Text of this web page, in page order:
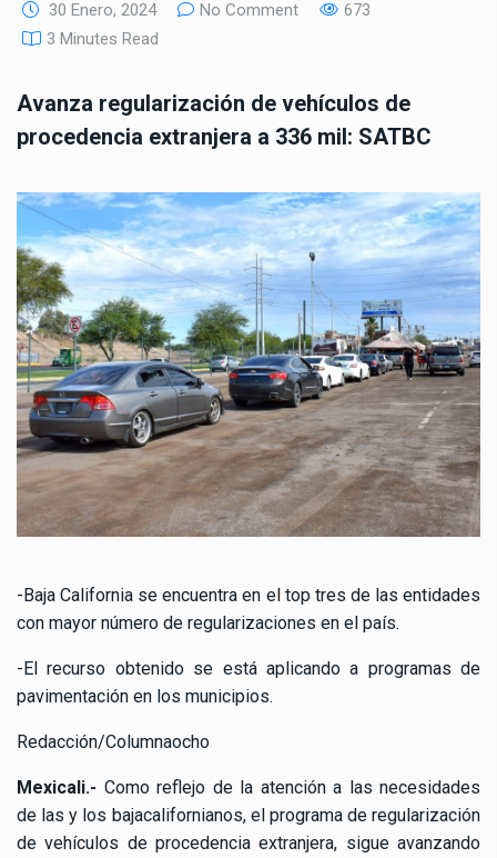
30 Enero, 2024 No Comment
673
3 Minutes Read
Avanza regularización de vehículos de
procedencia extranjera a 336 mil: SATBC
-Baja California se encuentra en el top tres de las entidades
con mayor número de regularizaciones en el país.
-El recurso obtenido se está aplicando a programas de
pavimentación en los municipios.
Redacción/Columnaocho
Mexicali.- Como reflejo de la atención a las necesidades
de las y los bajacalifornianos, el programa de regularización
de vehículos de procedencia extranjera, sigue avanzando